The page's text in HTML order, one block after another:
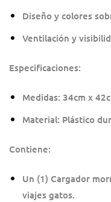
Diseño y colores
Ventilación y
Especificaciones:
Medidas: 34cm x
Material: Plástico
Contiene:
Un (1) Cargador
viajes gatos.